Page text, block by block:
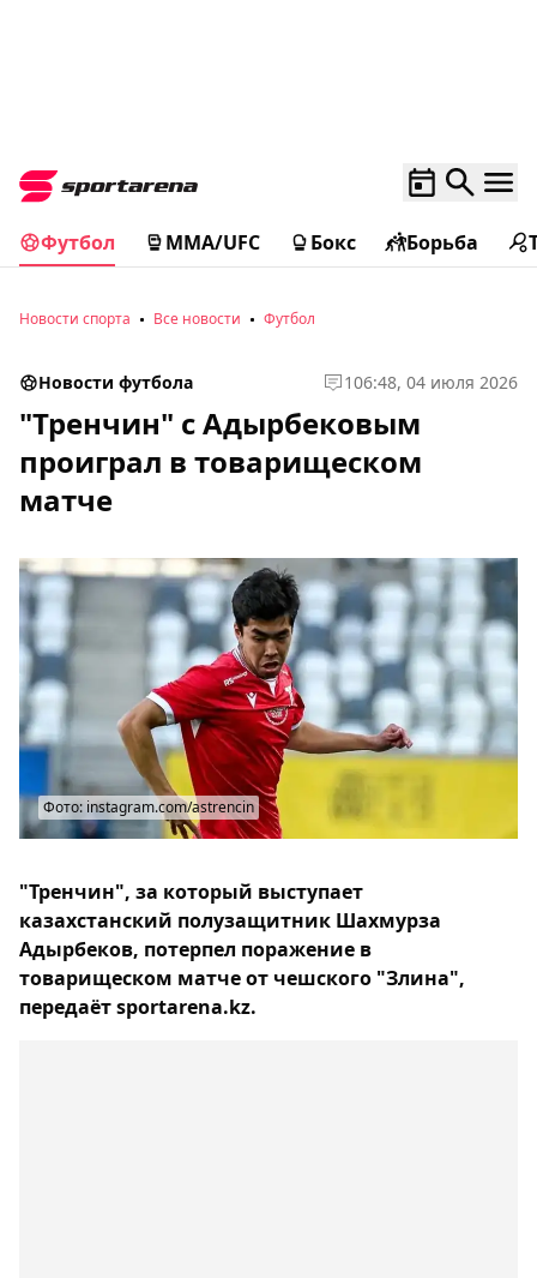
Футбол MMA/UFC Бокс Борьба
Новости спорта Все новости Футбол
Новости футбола 106:48, 04 июля 2026
"Тренчин" с Адырбековым
проиграл в товарищеском
матче
Фото: instagram.com/astrencin
"Тренчин", за который выступает
казахстанский полузащитник Шахмурза
Адырбеков, потерпел поражение в
товарищеском матче от чешского "Злина",
передаёт sportarena.kz.